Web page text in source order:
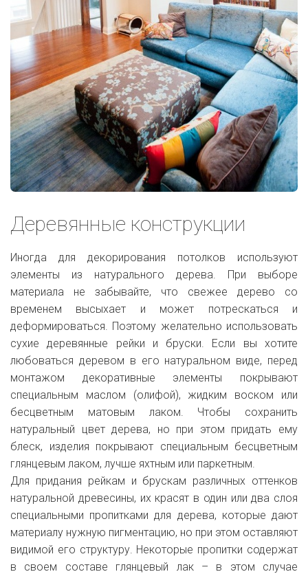
Деревянные конструкции
Иногда для декорирования потолков используют
элементы из натурального дерева. При выборе
материала не забывайте, что свежее дерево со
временем высыхает и может потрескаться и
деформироваться. Поэтому желательно использовать
сухие деревянные рейки и бруски. Если вы хотите
любоваться деревом в его натуральном виде, перед
монтажом декоративные элементы покрывают
специальным маслом (олифой), жидким воском или
бесцветным матовым лаком. Чтобы сохранить
натуральный цвет дерева, но при этом придать ему
блеск, изделия покрывают специальным бесцветным
глянцевым лаком, лучше яхтным или паркетным.
Для придания рейкам и брускам различных оттенков
натуральной древесины, их красят в один или два слоя
специальными пропитками для дерева, которые дают
материалу нужную пигментацию, но при этом оставляют
видимой его структуру. Некоторые пропитки содержат
в своем составе глянцевый лак – в этом случае